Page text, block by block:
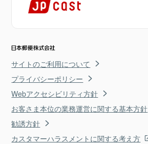
サイトのご利用について
プライバシーポリシー
Webアクセシビリティ方針
お客さま本位の業務運営に関する基本方針
勧誘方針
カスタマーハラスメントに関する考え方